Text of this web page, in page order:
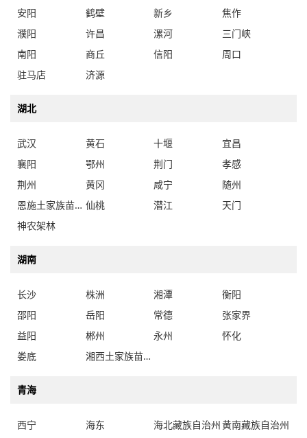
安阳
鹤壁 新乡
焦作
濮阳
许昌 漯河
三门峡
南阳
商丘 信阳
周口
驻马店
济源
湖北
武汉 黄石 十堰
宜昌
襄阳
鄂州 荆门
孝感
荆州
黄冈 咸宁
随州
恩施土家族苗族自治州 仙桃 潜江
天门
神农架林
湖南
长沙 株洲 湘潭
衡阳
邵阳
岳阳 常德
张家界
益阳
郴州 永州
怀化
娄底
湘西土家族苗族自治州
青海
西宁 海东 海北藏族自治州黄南藏族自治州